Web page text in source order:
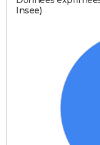
Insee)